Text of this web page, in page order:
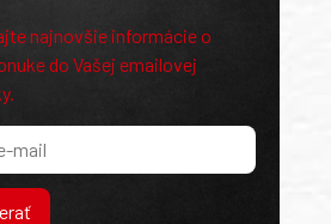
najnovšie informácie o
do Vašej emailovej